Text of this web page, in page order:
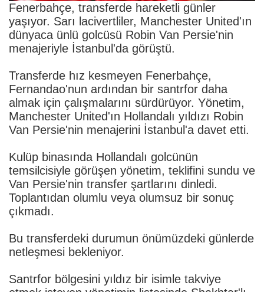
Fenerbahçe, transferde hareketli günler
yaşıyor. Sarı lacivertliler, Manchester United'ın
dünyaca ünlü golcüsü Robin Van Persie'nin
menajeriyle İstanbul'da görüştü.
Transferde hız kesmeyen Fenerbahçe,
Fernandao'nun ardından bir santrfor daha
almak için çalışmalarını sürdürüyor. Yönetim,
Manchester United'ın Hollandalı yıldızı Robin
Van Persie'nin menajerini İstanbul'a davet etti.
Kulüp binasında Hollandalı golcünün
temsilcisiyle görüşen yönetim, teklifini sundu ve
Van Persie'nin transfer şartlarını dinledi.
Toplantıdan olumlu veya olumsuz bir sonuç
çıkmadı.
Bu transferdeki durumun önümüzdeki günlerde
netleşmesi bekleniyor.
Santrfor bölgesini yıldız bir isimle takviye